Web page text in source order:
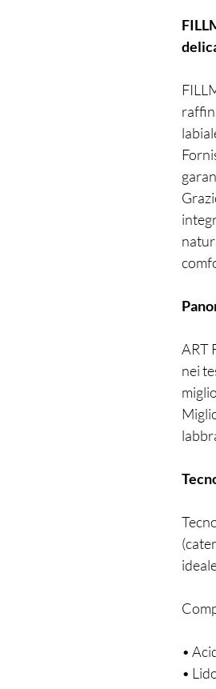
ART
nei
•
•